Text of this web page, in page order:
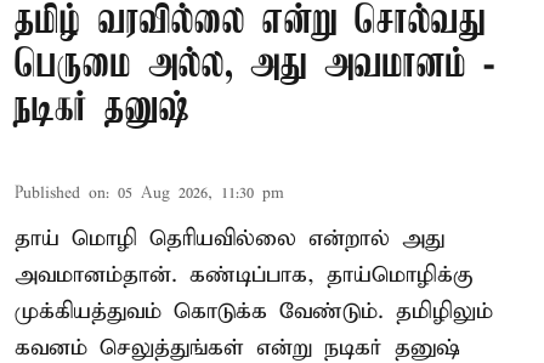
தமிழ் வரவில்லை என்று சொல்வது
பெருமை அல்ல, அது அவமானம் -
நடிகர் தனுஷ்
Published on: 05 Aug 2026, 11:30 pm
தாய் மொழி தெரியவில்லை என்றால் அது
அவமானம்தான். கண்டிப்பாக, தாய்மொழிக்கு
முக்கியத்துவம் கொடுக்க வேண்டும். தமிழிலும்
கவனம் செலுத்துங்கள் என்று நடிகர் தனுஷ்